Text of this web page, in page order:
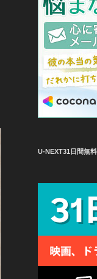
U-NEXT31日間無